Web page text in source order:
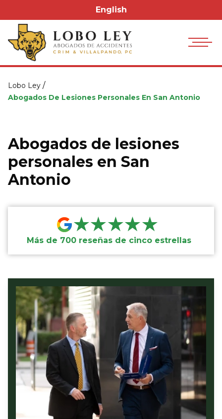
English
Lobo Ley /
Abogados De Lesiones Personales En San Antonio
Abogados de lesiones
personales en San
Antonio
★★★★★
Más de 700 reseñas de cinco estrellas